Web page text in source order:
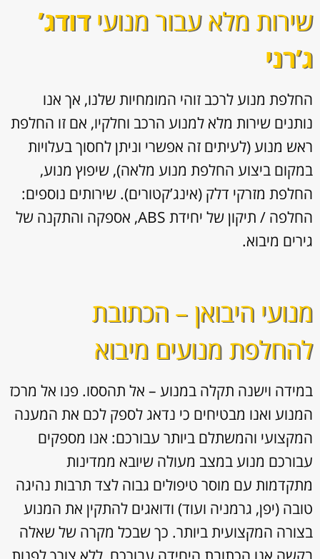
שירות מלא עבור מנועידודג’
ג’רני
החלפת מנוע לרכב זוהי המומחיות שלנו, אך אנו
נותנים שירות מלא למנוע הרכב וחלקיו, אם זו החלפת
ראש מנוע (לעיתים זה אפשרי וניתן לחסוך בעלויות
במקום ביצוע החלפת מנוע מלאה), שיפוץ מנוע,
החלפת מזרקי דלק (אינג’קטורים). שירותים נוספים:
החלפה / תיקון של יחידת ABS, אספקה והתקנה של
גירים מיבוא.
מנועי היבואן – הכתובת
להחלפת מנועים מיבוא
במידה וישנה תקלה במנוע – אל תהססו. פנו אל מרכז
המנוע ואנו מבטיחים כי נדאג לספק לכם את המענה
המקצועי והמשתלם ביותר עבורכם: אנו מספקים
עבורכם מנוע במצב מעולה שיובא ממדינות
מתקדמות עם מוסר טיפולים גבוה לצד תרבות נהיגה
טובה (יפן, גרמניה ועוד) ודואגים להתקין את המנוע
בצורה המקצועית ביותר. כך שבכל מקרה של שאלה